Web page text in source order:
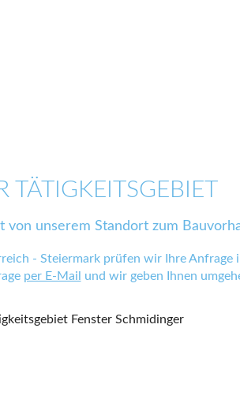
TÄTIGKEITSGEBIET
von unserem Standort zum
- Steiermark prüfen wir Ihre Anfrage
per E-Mail und wir geben Ihnen